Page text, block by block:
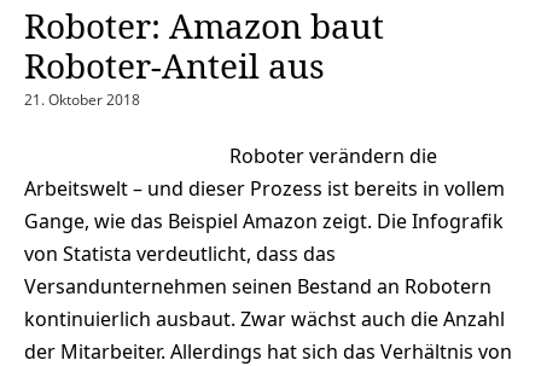
Roboter: Amazon baut
Roboter-Anteil aus
21. Oktober 2018
Roboter verändern die
Arbeitswelt – und dieser Prozess ist bereits in vollem
Gange, wie das Beispiel Amazon zeigt. Die Infografik
von Statista verdeutlicht, dass das
Versandunternehmen seinen Bestand an Robotern
kontinuierlich ausbaut. Zwar wächst auch die Anzahl
der Mitarbeiter. Allerdings hat sich das Verhältnis von